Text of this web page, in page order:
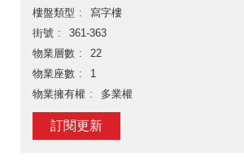
樓盤類型
寫字樓
街號
361-363
物業層數
22
物業座數
1
物業擁有權
多業權
訂閱更新